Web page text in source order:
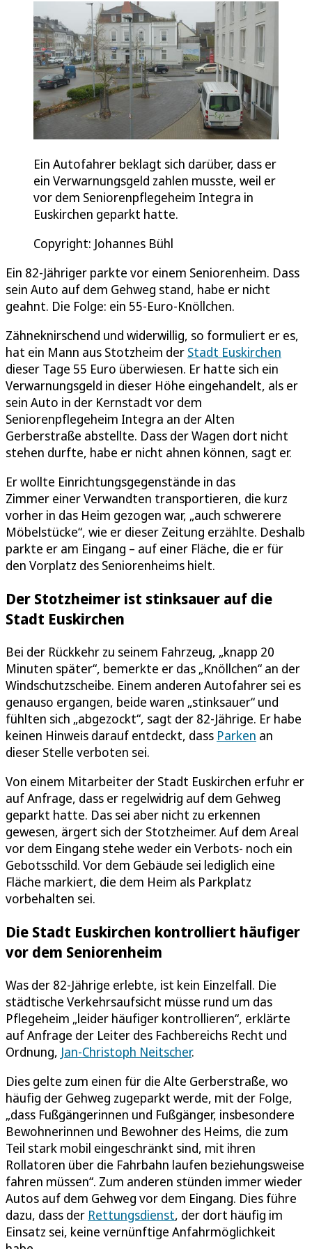
Ein Autofahrer beklagt sich darüber, dass er
ein Verwarnungsgeld zahlen musste, weil er
vor dem Seniorenpflegeheim Integra in
Euskirchen geparkt hatte.
Copyright: Johannes Bühl
Ein 82-Jähriger parkte vor einem Seniorenheim. Dass
sein Auto auf dem Gehweg stand, habe er nicht
geahnt. Die Folge: ein 55-Euro-Knöllchen.
Zähneknirschend und widerwillig, so formuliert er es,
hat ein Mann aus Stotzheim der Stadt Euskirchen
dieser Tage 55 Euro überwiesen. Er hatte sich ein
Verwarnungsgeld in dieser Höhe eingehandelt, als er
sein Auto in der Kernstadt vor dem
Seniorenpflegeheim Integra an der Alten
Gerberstraße abstellte. Dass der Wagen dort nicht
stehen durfte, habe er nicht ahnen können, sagt er.
Er wollte Einrichtungsgegenstände in das
Zimmer einer Verwandten transportieren, die kurz
vorher in das Heim gezogen war, „auch schwerere
Möbelstücke“, wie er dieser Zeitung erzählte. Deshalb
parkte er am Eingang – auf einer Fläche, die er für
den Vorplatz des Seniorenheims hielt.
Der Stotzheimer ist stinksauer auf die
Stadt Euskirchen
Bei der Rückkehr zu seinem Fahrzeug, „knapp 20
Minuten später“, bemerkte er das „Knöllchen“ an der
Windschutzscheibe. Einem anderen Autofahrer sei es
genauso ergangen, beide waren „stinksauer“ und
fühlten sich „abgezockt“, sagt der 82-Jährige. Er habe
keinen Hinweis darauf entdeckt, dass Parken an
dieser Stelle verboten sei.
Von einem Mitarbeiter der Stadt Euskirchen erfuhr er
auf Anfrage, dass er regelwidrig auf dem Gehweg
geparkt hatte. Das sei aber nicht zu erkennen
gewesen, ärgert sich der Stotzheimer. Auf dem Areal
vor dem Eingang stehe weder ein Verbots- noch ein
Gebotsschild. Vor dem Gebäude sei lediglich eine
Fläche markiert, die dem Heim als Parkplatz
vorbehalten sei.
Die Stadt Euskirchen kontrolliert häufiger
vor dem Seniorenheim
Was der 82-Jährige erlebte, ist kein Einzelfall. Die
städtische Verkehrsaufsicht müsse rund um das
Pflegeheim „leider häufiger kontrollieren“, erklärte
auf Anfrage der Leiter des Fachbereichs Recht und
Ordnung, Jan-Christoph Neitscher.
Dies gelte zum einen für die Alte Gerberstraße, wo
häufig der Gehweg zugeparkt werde, mit der Folge,
„dass Fußgängerinnen und Fußgänger, insbesondere
Bewohnerinnen und Bewohner des Heims, die zum
Teil stark mobil eingeschränkt sind, mit ihren
Rollatoren über die Fahrbahn laufen beziehungsweise
fahren müssen“. Zum anderen stünden immer wieder
Autos auf dem Gehweg vor dem Eingang. Dies führe
dazu, dass der Rettungsdienst, der dort häufig im
Einsatz sei, keine vernünftige Anfahrmöglichkeit